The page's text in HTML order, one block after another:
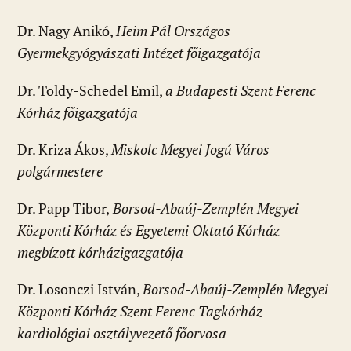
Dr. Nagy Anikó,Heim Pál Országos
Gyermekgyógyászati Intézet főigazgatója
Dr. Toldy-Schedel Emil,a BudapestiSzent Ferenc
Kórház főigazgatója
Dr. Kriza Ákos,Miskolc Megyei Jogú Város
polgármestere
Dr. Papp Tibor,Borsod-Abaúj-Zemplén Megyei
Központi Kórház és Egyetemi Oktató Kórház
megbízott kórházigazgatója
Dr. Losonczi István,Borsod-Abaúj-Zemplén Megyei
Központi Kórház Szent Ferenc Tagkórház
kardiológiai osztályvezető főorvosa